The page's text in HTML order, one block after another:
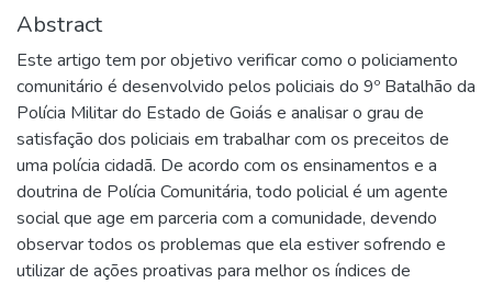
Abstract
Este artigo tem por objetivo verificar como o policiamento
comunitário é desenvolvido pelos policiais do 9º Batalhão da
Polícia Militar do Estado de Goiás e analisar o grau de
satisfação dos policiais em trabalhar com os preceitos de
uma polícia cidadã. De acordo com os ensinamentos e a
doutrina de Polícia Comunitária, todo policial é um agente
social que age em parceria com a comunidade, devendo
observar todos os problemas que ela estiver sofrendo e
utilizar de ações proativas para melhor os índices de